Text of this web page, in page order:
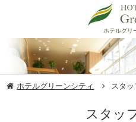
ホテルグリ
ホテルグリーンシティ スタ
スタッ